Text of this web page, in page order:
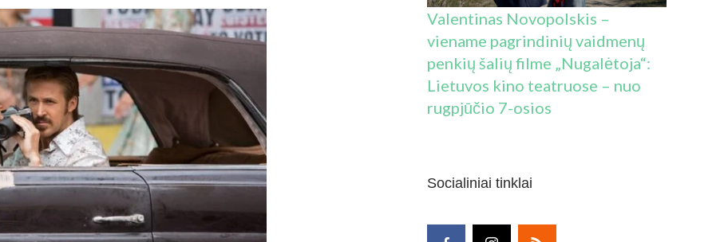
Valentinas Novopolskis –
viename pagrindinių vaidmenų
penkių šalių filme „Nugalėtoja“:
Lietuvos kino teatruose – nuo
rugpjūčio 7-osios
Socialiniai tinklai